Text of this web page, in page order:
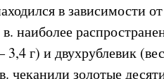
в зависимости
наиболее
г) и двухрублевик
чеканили золотые